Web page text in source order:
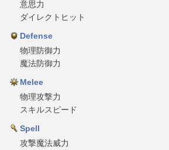
意思力
ダイレクトヒット
Defense
物理防御力
魔法防御力
Melee
物理攻撃力
スキルスピード
Spell
攻撃魔法威力